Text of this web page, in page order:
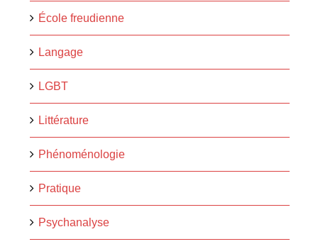
École freudienne
Langage
LGBT
Littérature
Phénoménologie
Pratique
Psychanalyse